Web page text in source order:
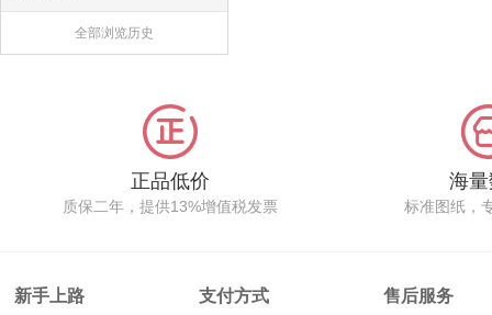
全部浏览历史
正品低价
质保二年，提供13%增值税发票
海
标准图纸，
新手上路 支付方式 售后服务